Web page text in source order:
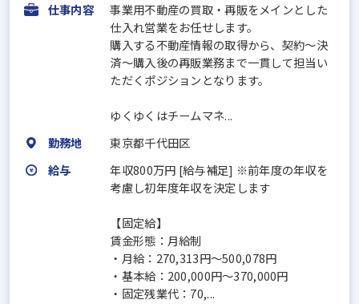
仕事内容
事業用不動産の買取・再販をメインとした
仕入れ営業をお任せします。
購入する不動産情報の取得から、契約～決
済～購入後の再販業務まで一貫して担当い
ただくポジションとなります。
ゆくゆくはチームマネ...
勤務地
東京都千代田区
給与
年収800万円 [給与補足] ※前年度の年収を
考慮し初年度年収を決定します
【固定給】
賃金形態：月給制
・月給：270,313円～500,078円
・基本給：200,000円～370,000円
・固定残業代：70,...